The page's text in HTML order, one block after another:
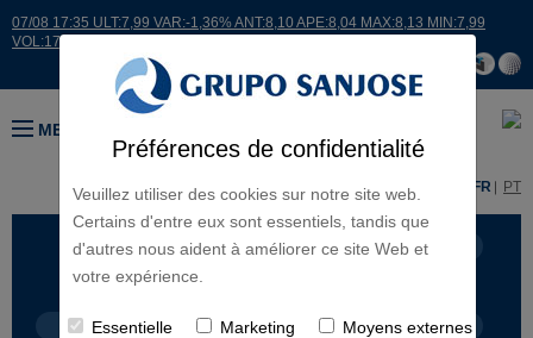
Préférences de confidentialité
Veuillez utiliser des cookies sur notre site web.
Certains d'entre eux sont essentiels, tandis que
d'autres nous aident à améliorer ce site Web et
votre expérience.
Essentielle Marketing Moyens externes
07/08 17:35 ULT:7,99 VAR:-1,36% ANT:8,10 APE:8,04 MAX:8,13 MIN:7,99
VOL:17664
MENU
ES FR PT
LIGNES D'ACTIVITÉ CONTINENTS
TYPE DE PROJET NOM DU PROJET